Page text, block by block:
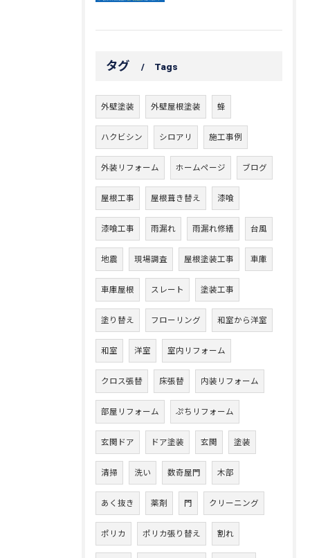
タグ Tags
外壁塗装 外壁屋根塗装 蜂
ハクビシン シロアリ 施工事例
外装リフォーム ホームページ ブログ
屋根工事 屋根葺き替え 漆喰
漆喰工事 雨漏れ 雨漏れ修繕 台風
地震 現場調査 屋根塗装工事 車庫
車庫屋根 スレート 塗装工事
塗り替え フローリング 和室から洋室
和室 洋室 室内リフォーム
クロス張替 床張替 内装リフォーム
部屋リフォーム ぷちリフォーム
玄関ドア ドア塗装 玄関 塗装
清掃 洗い 数奇屋門 木部
あく抜き 薬剤 門 クリーニング
ポリカ ポリカ張り替え 割れ